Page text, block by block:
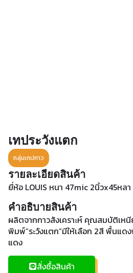
เทประวังแตก
กลุ่มเทปกาว
รายละเอียดสินค้า
ยี่ห้อ LOUIS หนา 47mic 2นิ้วx45หลา
คำอธิบายสินค้า
ผลิตจากกาวสังเคราะห์ คุณสมบัติเห
พิมพ์”ระวังแตก”มีให้เลือก 2สี พื้นแ
แดง
สั่งซื้อสินค้า